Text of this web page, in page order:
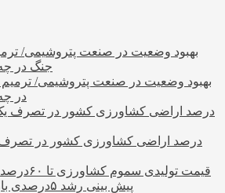
بهبود وضعیت در صنعت پتروشیمی/
در